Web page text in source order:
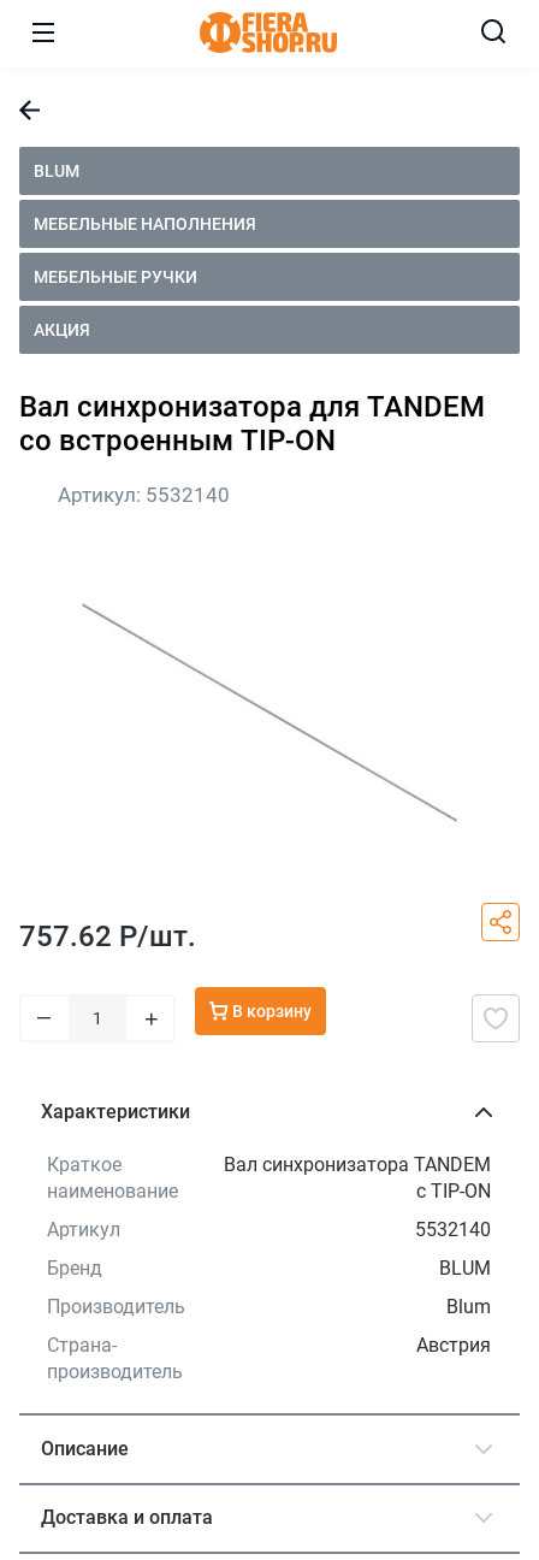
BLUM
МЕБЕЛЬНЫЕ НАПОЛНЕНИЯ
МЕБЕЛЬНЫЕ РУЧКИ
АКЦИЯ
Вал синхронизатора для TANDEM
со встроенным TIP-ON
Артикул: 5532140
757.62 Р/шт.
– + В корзину
Характеристики
Краткое
наименование
Вал синхронизатора TANDEM
с TIP-ON
Артикул
5532140
Бренд
BLUM
Производитель
Blum
Страна-
производитель
Австрия
Описание
Доставка и оплата